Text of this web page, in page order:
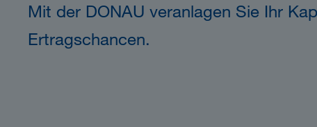
Mit der DONAU veranlagen Sie Ihr
Ertragschancen.